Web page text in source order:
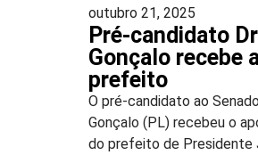
outubro 21, 2025
Pré-candidato
Gonçalo recebe
prefeito
O pré-candidato ao
Gonçalo (PL) recebeu o
do prefeito de Presidente